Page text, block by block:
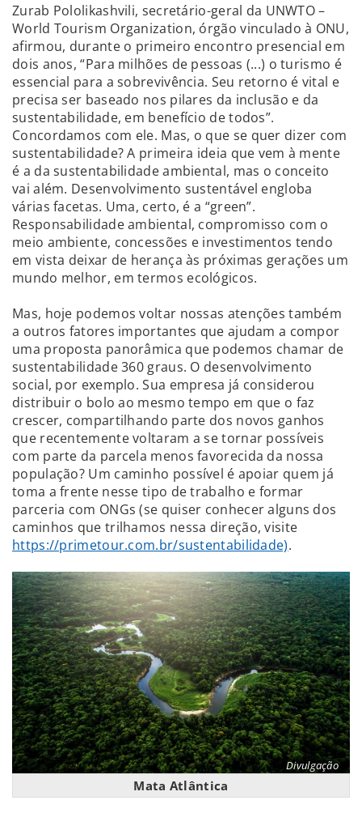
Zurab Pololikashvili, secretário-geral da UNWTO –
World Tourism Organization, órgão vinculado à ONU,
afirmou, durante o primeiro encontro presencial em
dois anos, “Para milhões de pessoas (...) o turismo é
essencial para a sobrevivência. Seu retorno é vital e
precisa ser baseado nos pilares da inclusão e da
sustentabilidade, em benefício de todos”.
Concordamos com ele. Mas, o que se quer dizer com
sustentabilidade? A primeira ideia que vem à mente
é a da sustentabilidade ambiental, mas o conceito
vai além. Desenvolvimento sustentável engloba
várias facetas. Uma, certo, é a “green”.
Responsabilidade ambiental, compromisso com o
meio ambiente, concessões e investimentos tendo
em vista deixar de herança às próximas gerações um
mundo melhor, em termos ecológicos.
Mas, hoje podemos voltar nossas atenções também
a outros fatores importantes que ajudam a compor
uma proposta panorâmica que podemos chamar de
sustentabilidade 360 graus. O desenvolvimento
social, por exemplo. Sua empresa já considerou
distribuir o bolo ao mesmo tempo em que o faz
crescer, compartilhando parte dos novos ganhos
que recentemente voltaram a se tornar possíveis
com parte da parcela menos favorecida da nossa
população? Um caminho possível é apoiar quem já
toma a frente nesse tipo de trabalho e formar
parceria com ONGs (se quiser conhecer alguns dos
caminhos que trilhamos nessa direção, visite
https://primetour.com.br/sustentabilidade).
Divulgação
Mata Atlântica